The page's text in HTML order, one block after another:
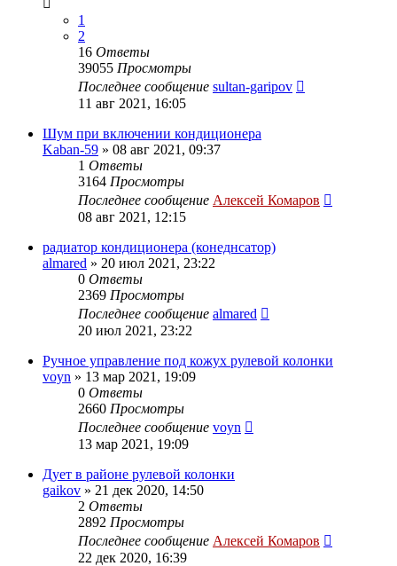
1
2
16 Ответы
39055 Просмотры
Последнее сообщение sultan-garipov
11 авг 2021, 16:05
Шум при включении кондиционера
Kaban-59 » 08 авг 2021, 09:37
1 Ответы
3164 Просмотры
Последнее сообщение Алексей Комаров
08 авг 2021, 12:15
радиатор кондиционера (конеднсатор)
almared » 20 июл 2021, 23:22
0 Ответы
2369 Просмотры
Последнее сообщение almared
20 июл 2021, 23:22
Ручное управление под кожух рулевой колонки
voyn » 13 мар 2021, 19:09
0 Ответы
2660 Просмотры
Последнее сообщение voyn
13 мар 2021, 19:09
Дует в районе рулевой колонки
gaikov » 21 дек 2020, 14:50
2 Ответы
2892 Просмотры
Последнее сообщение Алексей Комаров
22 дек 2020, 16:39